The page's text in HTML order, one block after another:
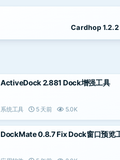
Cardhop 1.2.2
ActiveDock 2.881 Dock增强工具
系统工具 5 天前 5.0K
DockMate 0.8.7 Fix Dock窗口预览